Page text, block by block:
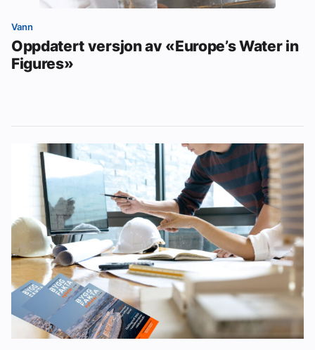
Vann
Oppdatert versjon av «Europe’s Water in
Figures»